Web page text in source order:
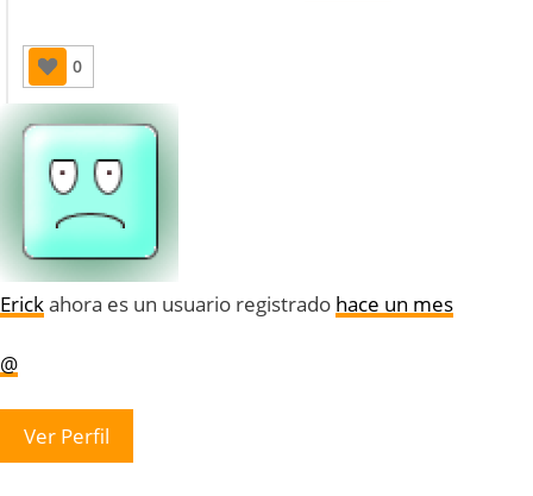
0
Erickahora es un usuario registrado hace un mes
@
Ver Perfil